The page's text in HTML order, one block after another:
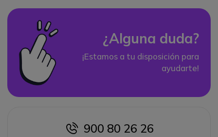
¿Alguna duda?
¡Estamos a tu disposición para
ayudarte!
icon
900 80 26 26